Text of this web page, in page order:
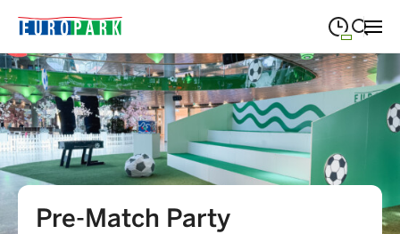
Suche schließen
Montag
MONTAG 09:00—19:30
Dienstag
DIENSTAG 09:00—
Mittwoch
MITTWOCH 09:00—19:30
Donnerstag
DONNERSTAG
Pre-Match Party